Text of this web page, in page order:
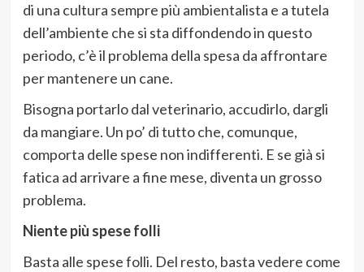
di una cultura sempre più ambientalista e a tutela
dell’ambiente che si sta diffondendo in questo
periodo, c’è il problema della spesa da affrontare
per mantenere un cane.
Bisogna portarlo dal veterinario, accudirlo, dargli
da mangiare. Un po’ di tutto che, comunque,
comporta delle spese non indifferenti. E se già si
fatica ad arrivare a fine mese, diventa un grosso
problema.
Niente più spese folli
Basta alle spese folli. Del resto, basta vedere come